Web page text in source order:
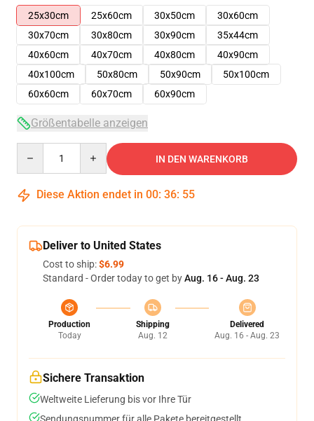
25x30cm
25x60cm 30x50cm
30x60cm
30x70cm
30x80cm 30x90cm
35x44cm
40x60cm
40x70cm 40x80cm
40x90cm
40x100cm
50x80cm 50x90cm
50x100cm
60x60cm
60x70cm 60x90cm
Größentabelle anzeigen
IN DEN WARENKORB
Diese Aktion endet in 00: 36: 54
Deliver to United States
Cost to ship:$6.99
Standard - Order today to get byAug. 16 - Aug. 23
Production
Today
Shipping
Aug. 12
Delivered
Aug. 16 - Aug. 23
Sichere Transaktion
Weltweite Lieferung bis vor Ihre Tür